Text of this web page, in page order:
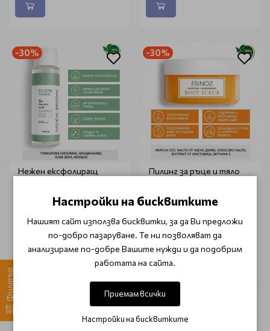
Филтър
-30%
Нежен ексфолиращ
Tonic 200ml
€ 9.75 (19.07 лв.)
€ 13.90 (27.19 лв.)
-30%
Пилинг за ръце и тяло
€ 7.65 (14.96 лв.)
€ 10.90 (21.32 лв.)
-30%
Настройки на бисквитките
Нашият сайт използва бисквитки, за да Ви предложи
по-добро пазаруване. Те ни позволяват да
анализираме по-добре Вашите нужди и да подобрим
работата на сайта.
Приемам всички
Настройки на бисквитките